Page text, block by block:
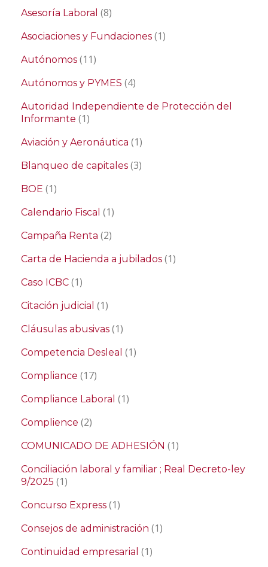
Asesoría Laboral (8)
Asociaciones y Fundaciones (1)
Autónomos (11)
Autónomos y PYMES (4)
Autoridad Independiente de Protección del
Informante (1)
Aviación y Aeronáutica (1)
Blanqueo de capitales (3)
BOE (1)
Calendario Fiscal (1)
Campaña Renta (2)
Carta de Hacienda a jubilados (1)
Caso ICBC (1)
Citación judicial (1)
Cláusulas abusivas (1)
Competencia Desleal (1)
Compliance (17)
Compliance Laboral (1)
Complience (2)
COMUNICADO DE ADHESIÓN (1)
Conciliación laboral y familiar ; Real Decreto-ley
9/2025 (1)
Concurso Express (1)
Consejos de administración (1)
Continuidad empresarial (1)